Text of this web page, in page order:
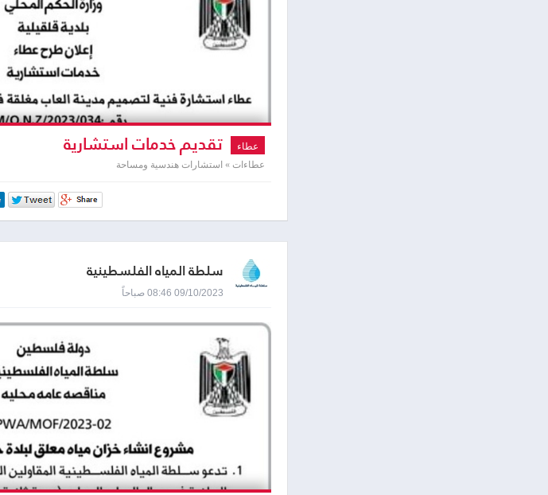
عطاء تقديم خدمات استشارية
عطاءات » استشارات هندسية ومساحة
سلطة المياه الفلسطينية
09/10/2023 08:46 صباحاً